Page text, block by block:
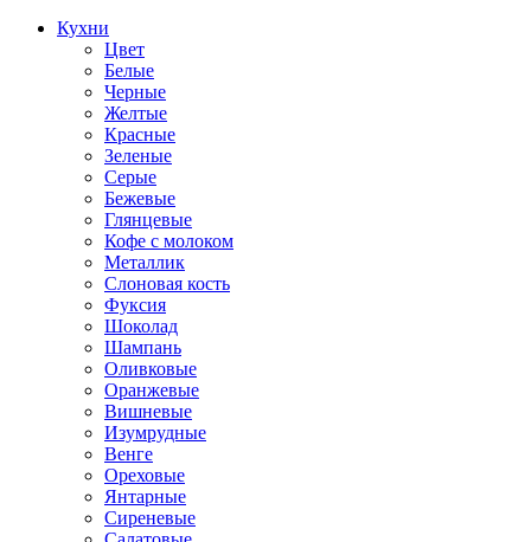
Кухни
Цвет
Белые
Черные
Желтые
Красные
Зеленые
Серые
Бежевые
Глянцевые
Кофе с молоком
Металлик
Слоновая кость
Фуксия
Шоколад
Шампань
Оливковые
Оранжевые
Вишневые
Изумрудные
Венге
Ореховые
Янтарные
Сиреневые